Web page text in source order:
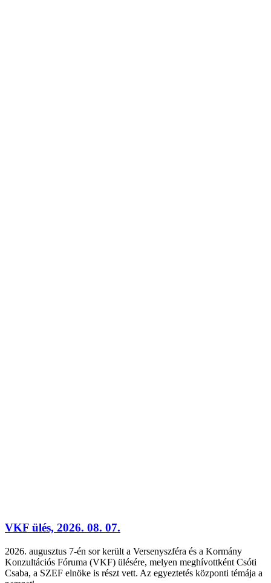
VKF ülés, 2026. 08. 07.
2026. augusztus 7-én sor került a Versenyszféra és a Kormány
Konzultációs Fóruma (VKF) ülésére, melyen meghívottként Csóti
Csaba, a SZEF elnöke is részt vett. Az egyeztetés központi témája a